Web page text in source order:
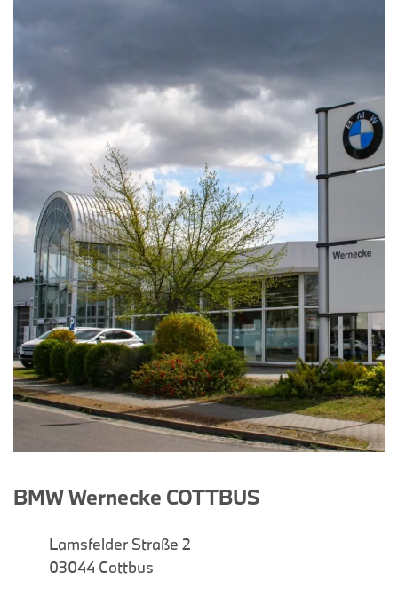
BMW Wernecke COTTBUS
Lamsfelder Straße 2
03044 Cottbus